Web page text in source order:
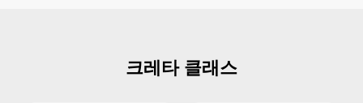
크레타 클래스